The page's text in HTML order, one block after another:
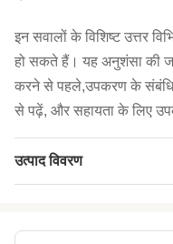
इन सवालों के विशिष्ट उत्तर
हो सकते हैं। यह अनुशंसा की
करने से पहले,उपकरण के
से पढ़ें, और सहायता के लिए
उत्पाद विवरण